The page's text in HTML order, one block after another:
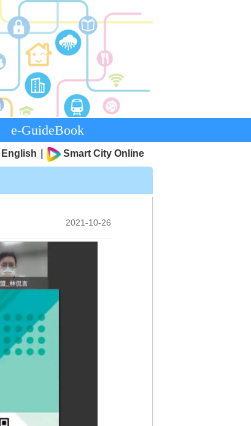
e-GuideBook
English Smart City Online
2021-10-26